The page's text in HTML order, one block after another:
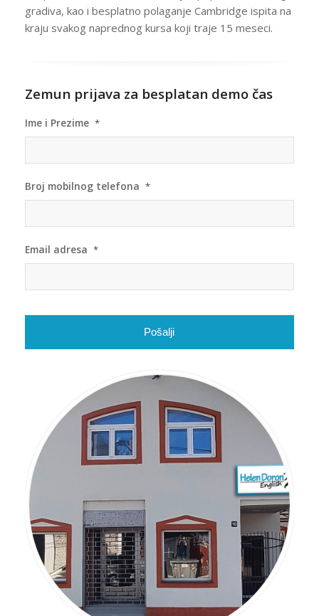
gradiva, kao i besplatno polaganje Cambridge ispita na
kraju svakog naprednog kursa koji traje 15 meseci.
Zemun prijava za besplatan demo čas
Ime i Prezime *
Broj mobilnog telefona *
Email adresa *